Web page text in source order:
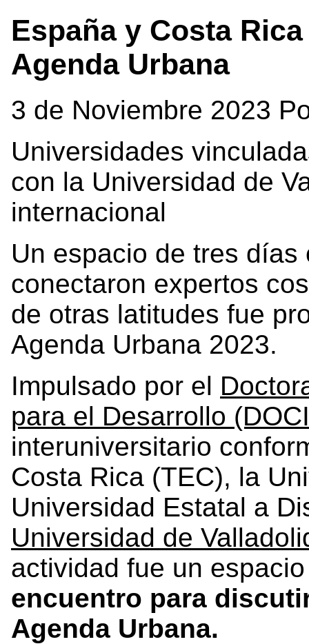
España y Costa
Agenda Urbana
3 de Noviembre 2023
Universidades
con la Universidad de
internacional
Un espacio de tres
conectaron expertos
de otras latitudes fue
Agenda Urbana 2023.
Impulsado por el
para el Desarrollo
interuniversitario
Costa Rica (TEC), la
Universidad Estatal a
Universidad de
actividad fue un
encuentro para
Agenda Urbana.